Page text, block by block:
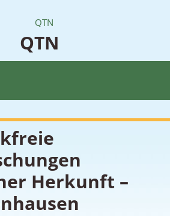
QTN
Herkunft –